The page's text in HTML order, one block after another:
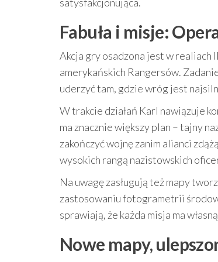
satysfakcjonująca.
Fabuła i misje:
Akcja gry osadzona jest w realiach
amerykańskich Rangersów.
uderzyć tam, gdzie wróg jest
W trakcie działań Karl nawiązuje
ma znacznie większy plan – tajny
zakończyć wojnę zanim alianci
wysokich rangą nazistowskich
Na uwagę zasługują też mapy
zastosowaniu fotogrametrii
sprawiają, że każda misja ma
Nowe mapy,